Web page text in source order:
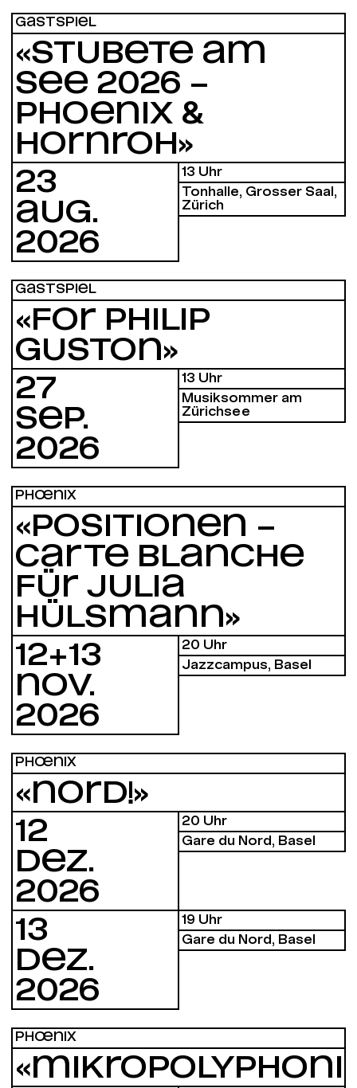
GASTSPIEL
«STUBETE AM
SEE 2026 –
PHOENIX &
HORNROH»
23
AUG.
2026
13 Uhr
Tonhalle, Grosser Saal,
Zürich
GASTSPIEL
«FOR PHILIP
GUSTON»
27
SEP.
2026
13 Uhr
Musiksommer am
Zürichsee
PHŒNIX
«POSITIONEN –
CARTE BLANCHE
FÜR JULIA
HÜLSMANN»
12​+13
NOV.
2026
20 Uhr
Jazzcampus, Basel
PHŒNIX
«NORD!»
12
DEZ.
2026
20 Uhr
Gare du Nord, Basel
13
DEZ.
2026
19 Uhr
Gare du Nord, Basel
PHŒNIX